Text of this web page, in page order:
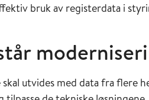
bruk av registerdata i
skal utvides med data fra flere